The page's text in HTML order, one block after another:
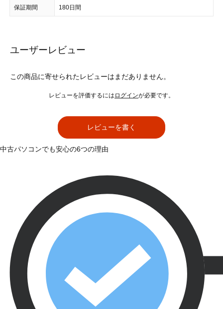
保証期間 180日間
ユーザーレビュー
この商品に寄せられたレビューはまだありません。
レビューを評価するには ログインが必要です。
レビューを書く
中古パソコンでも安心の6つの理由